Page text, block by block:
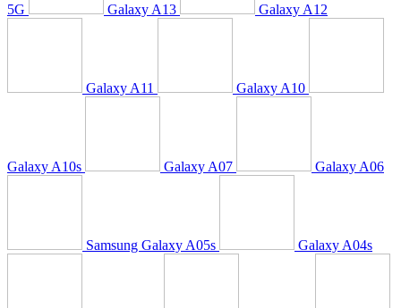
5G Galaxy A13 Galaxy A12
Galaxy A11 Galaxy A10
Galaxy A10s Galaxy A07 Galaxy A06
Samsung Galaxy A05s Galaxy A04s